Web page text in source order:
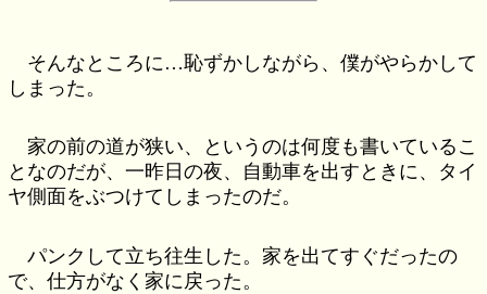
そんなところに…恥ずかしながら、僕がやらかして
しまった。
家の前の道が狭い、というのは何度も書いているこ
となのだが、一昨日の夜、自動車を出すときに、タイ
ヤ側面をぶつけてしまったのだ。
パンクして立ち往生した。家を出てすぐだったの
で、仕方がなく家に戻った。